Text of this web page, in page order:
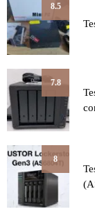
8.5
7.8
8